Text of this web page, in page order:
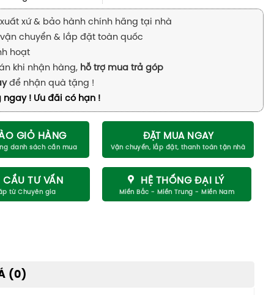
xứ & bảo hành chính hãng tại nhà
chuyển & lắp đặt toàn quốc
hoạt
khi nhận hàng, hỗ trợ mua trả góp
để nhận quà tặng !
! Ưu đãi có hạn !
GIỎ HÀNG ĐẶT MUA NGAY
CẦU TƯ VẤN HỆ THỐNG ĐẠI LÝ
(0)